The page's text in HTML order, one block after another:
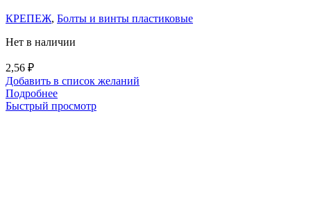
КРЕПЕЖ, Болты и винты пластиковые
Нет в наличии
2,56 ₽
Добавить в список желаний
Подробнее
Быстрый просмотр